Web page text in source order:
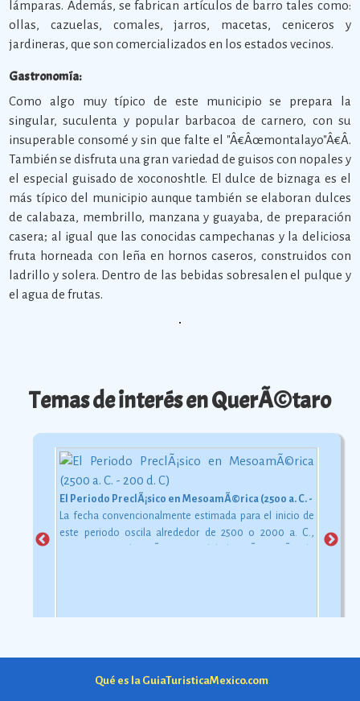
lámparas. Además, se fabrican artículos de barro tales como:
ollas, cazuelas, comales, jarros, macetas, ceniceros y
jardineras, que son comercializados en los estados vecinos.
Gastronomía:
Como algo muy típico de este municipio se prepara la
singular, suculenta y popular barbacoa de carnero, con su
insuperable consomé y sin que falte el "Â€Âœmontalayo"Â€Â.
También se disfruta una gran variedad de guisos con nopales y
el especial guisado de xoconoshtle. El dulce de biznaga es el
más típico del municipio aunque también se elaboran dulces
de calabaza, membrillo, manzana y guayaba, de preparación
casera; al igual que las conocidas campechanas y la deliciosa
fruta horneada con leña en hornos caseros, construidos con
ladrillo y solera. Dentro de las bebidas sobresalen el pulque y
el agua de frutas.
Temas de interés en QuerÃ©taro
El Periodo PreclÃ¡sico en MesoamÃ©rica (2500 a. C. - 200 d. C)
La fecha convencionalmente estimada para el inicio de
este periodo oscila alrededor de 2500 o 2000 a. C.,
Qué es la GuiaTuristicaMexico.com